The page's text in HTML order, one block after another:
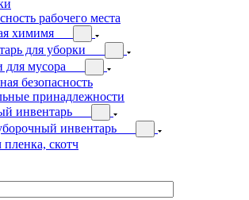
рабочего места
химимя
для уборки
мусора
безопасность
принадлежности
инвентарь
инвентарь
пленка, скотч